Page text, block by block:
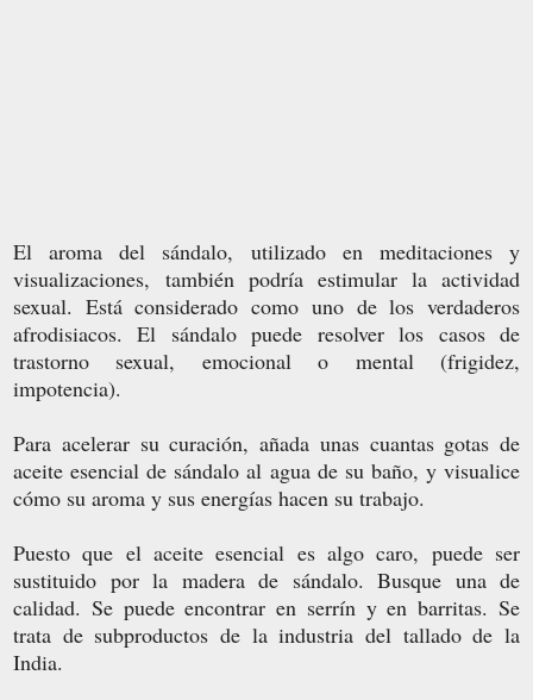
El aroma del sándalo, utilizado en meditaciones y
visualizaciones, también podría estimular la actividad
sexual. Está considerado como uno de los verdaderos
afrodisiacos. El sándalo puede resolver los casos de
trastorno sexual, emocional o mental (frigidez,
impotencia).
Para acelerar su curación, añada unas cuantas gotas de
aceite esencial de sándalo al agua de su baño, y visualice
cómo su aroma y sus energías hacen su trabajo.
Puesto que el aceite esencial es algo caro, puede ser
sustituido por la madera de sándalo. Busque una de
calidad. Se puede encontrar en serrín y en barritas. Se
trata de subproductos de la industria del tallado de la
India.